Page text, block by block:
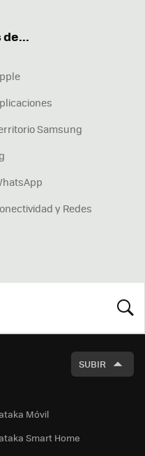
Samsung
y Redes
SUBIR
Móvil
Smart Home